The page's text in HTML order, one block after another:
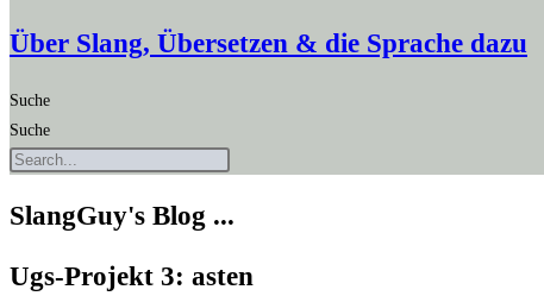
Über Slang, Übersetzen & die Sprache dazu
Suche
Suche
SlangGuy's Blog ...
Ugs-Pro­jekt 3: asten